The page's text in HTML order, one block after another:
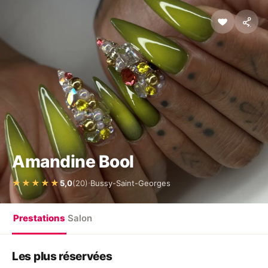
Amandine Bool
★★★★★5,0(20)·Bussy-Saint-Georges
Prestations Salon
Les plus réservées